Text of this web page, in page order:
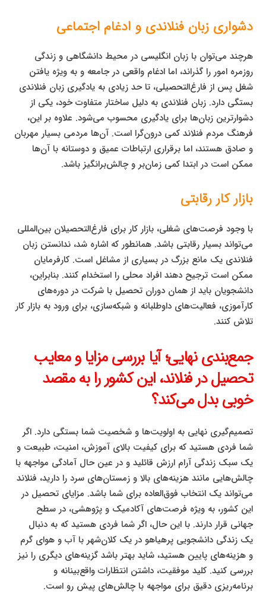
دشواری زبان فنلاندی و ادغام اجتماعی
هرچند می‌توان با زبان انگلیسی در محیط دانشگاهی و زندگی
روزمره امور را گذراند، اما ادغام واقعی در جامعه و به ویژه یافتن
شغل پس از فارغ‌التحصیلی، تا حد زیادی به یادگیری زبان فنلاندی
بستگی دارد. زبان فنلاندی به دلیل ساختار متفاوت خود، یکی از
دشوارترین زبان‌ها برای یادگیری محسوب می‌شود. علاوه بر این،
فرهنگ مردم فنلاند کمی درون‌گرا است. آن‌ها مردمی بسیار مهربان
و صادق هستند، اما برقراری ارتباطات عمیق و دوستانه با آن‌ها
ممکن است در ابتدا کمی زمان‌بر و چالش‌برانگیز باشد.
بازار کار رقابتی
با وجود فرصت‌های شغلی، بازار کار برای فارغ‌التحصیلان بین‌المللی
می‌تواند بسیار رقابتی باشد. همانطور که اشاره شد، ندانستن زبان
فنلاندی یک مانع بزرگ در بسیاری از مشاغل است. کارفرمایان
ممکن است ترجیح دهند افراد محلی را استخدام کنند. بنابراین،
دانشجویان باید از همان دوران تحصیل با شرکت در دوره‌های
کارآموزی، فعالیت‌های داوطلبانه و شبکه‌سازی، برای ورود به بازار کار
تلاش کنند.
جمع‌بندی نهایی؛ آیا بررسی مزایا و معایب
تحصیل در فنلاند، این کشور را به مقصد
خوبی بدل می‌کند؟
تصمیم‌گیری نهایی به اولویت‌ها و شخصیت شما بستگی دارد. اگر
شما فردی هستید که برای کیفیت بالای آموزش، امنیت، طبیعت و
یک سبک زندگی آرام ارزش قائلید و در عین حال آمادگی مواجهه با
چالش‌هایی مانند هزینه‌های بالا و زمستان‌های سرد را دارید، فنلاند
می‌تواند یک انتخاب فوق‌العاده برای شما باشد. مزایای تحصیل در
این کشور، به ویژه فرصت‌های آکادمیک و پژوهشی، در سطح
جهانی قرار دارند. با این حال، اگر شما فردی هستید که به دنبال
یک زندگی دانشجویی پرهیاهو در یک کلان‌شهر با آب و هوای گرم
و هزینه‌های پایین هستید، شاید بهتر باشد گزینه‌های دیگری را نیز
بررسی کنید. کلید موفقیت، داشتن انتظارات واقع‌بینانه و
برنامه‌ریزی دقیق برای مواجهه با چالش‌های پیش رو است.